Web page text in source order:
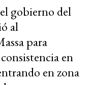
gobierno del
al
para
en
en zona